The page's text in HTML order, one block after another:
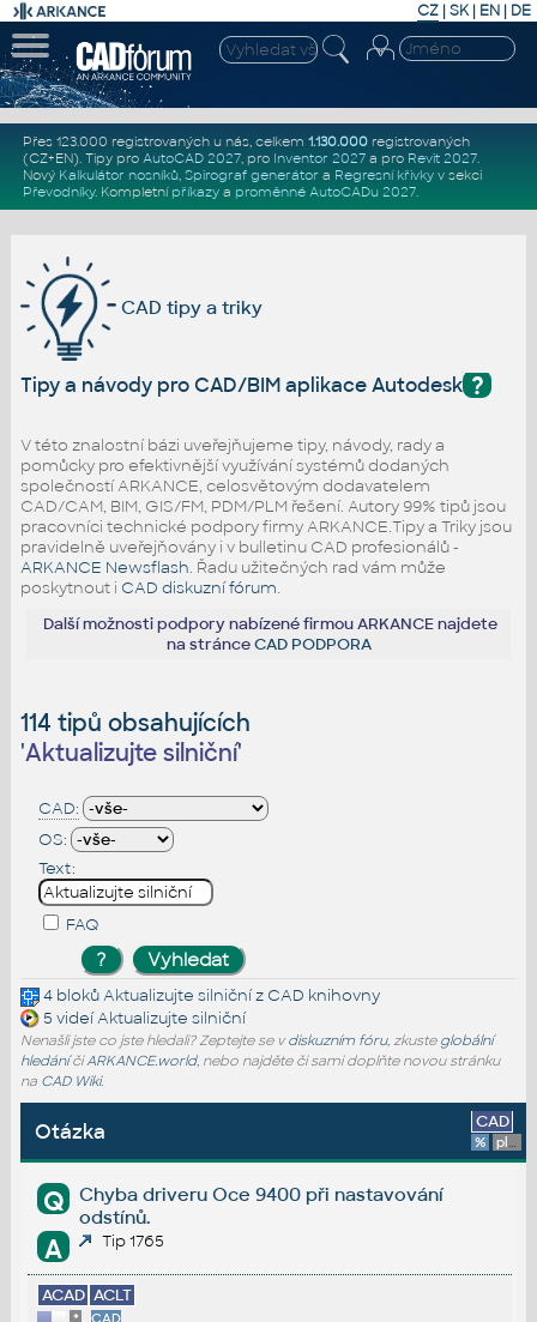
CZ | SK| EN | DE
Přes 123.000 registrovaných u nás, celkem 1.130.000registrovaných
(CZ+EN). Tipy pro AutoCAD 2027, pro Inventor 2027a pro Revit 2027.
Nový Kalkulátor nosníků, Spirograf generátor a Regresní křivkyv sekci
Převodníky. Kompletní příkazya proměnné AutoCADu 2027.
CAD tipy a triky
?
Tipy a návody pro CAD/BIM aplikace Autodesk
V této znalostní bázi uveřejňujeme tipy, návody, rady a
pomůcky pro efektivnější využívání systémů dodaných
společností ARKANCE, celosvětovým dodavatelem
CAD/CAM, BIM, GIS/FM, PDM/PLM řešení. Autory 99% tipů jsou
pracovníci technické podpory firmy ARKANCE.Tipy a Triky jsou
pravidelně uveřejňovány i v bulletinu CAD profesionálů -
ARKANCE Newsflash. Řadu užitečných rad vám může
poskytnout i CAD diskuzní fórum.
Další možnosti podpory nabízené firmou ARKANCE najdete
na stránceCAD PODPORA
114 tipů obsahujících
'Aktualizujte silniční'
CAD:
OS:
Text:
FAQ
4 blokůAktualizujte silničníz CAD knihovny
5 videíAktualizujte silniční
Nenašli jste co jste hledali? Zeptejte se v diskuzním fóru, zkuste globální
hledáníčiARKANCE.world, nebo najděte či sami doplňte novou stránku
na CAD Wiki.
Otázka CAD
% platforma
Q
Chyba driveru Oce 9400 při nastavování
odstínů.
A Tip 1765
ACAD ACLT
* CAD